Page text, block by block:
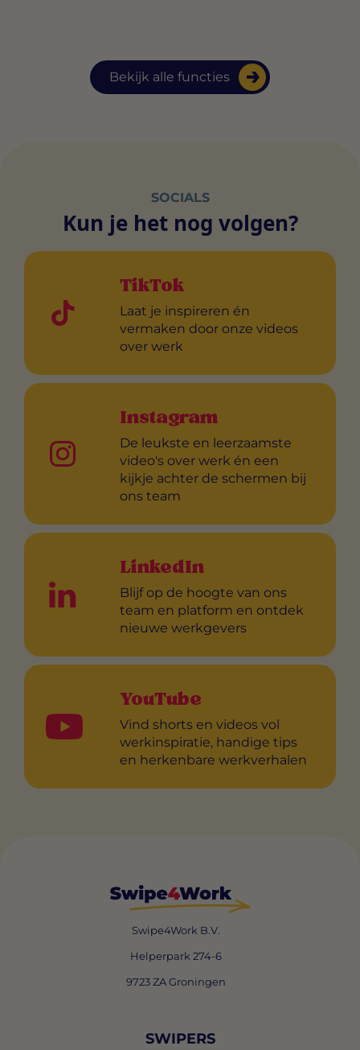
Bekijk alle functies
SOCIALS
Kun je het nog volgen?
TikTok
Laat je inspireren én
vermaken door onze videos
over werk
Instagram
De leukste en leerzaamste
video's over werk én een
kijkje achter de schermen bij
ons team
LinkedIn
Blijf op de hoogte van ons
team en platform en ontdek
nieuwe werkgevers
YouTube
Vind shorts en videos vol
werkinspiratie, handige tips
en herkenbare werkverhalen
Swipe4Work B.V.
Helperpark 274-6
9723 ZA Groningen
SWIPERS